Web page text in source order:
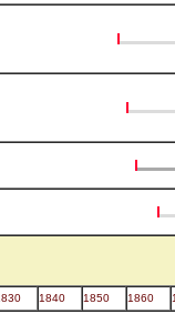
1840 1850 1860